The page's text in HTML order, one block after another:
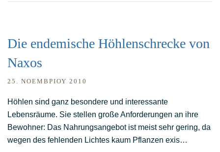
Die endemische Höhlenschrecke von
Naxos
25. ΝΟΕΜΒΡΊΟΥ 2010
Höhlen sind ganz besondere und interessante
Lebensräume. Sie stellen große Anforderungen an ihre
Bewohner: Das Nahrungsangebot ist meist sehr gering, da
wegen des fehlenden Lichtes kaum Pflanzen exis…